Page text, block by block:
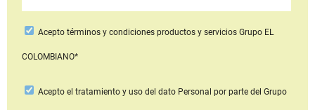
Aceptotérminos y condiciones productos y serviciosGrupo EL
COLOMBIANO*
Acepto el tratamiento y uso del dato Personal por parte del Grupo